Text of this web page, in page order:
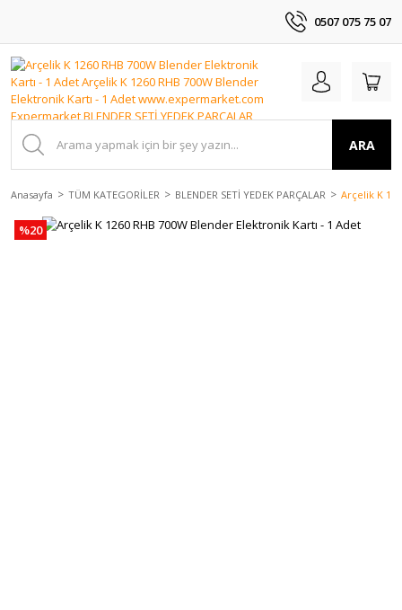
0507 075 75 07
ARA
Anasayfa TÜM KATEGORİLER BLENDER SETİ YEDEK PARÇALAR Arçelik K
%20